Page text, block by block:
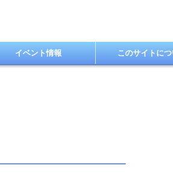
イベント情報 このサイトに